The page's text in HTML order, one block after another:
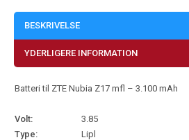
BESKRIVELSE
YDERLIGERE INFORMATION
Batteri til ZTE Nubia Z17 mfl – 3.100 mAh
Volt:
3.85
Type:
Lipl